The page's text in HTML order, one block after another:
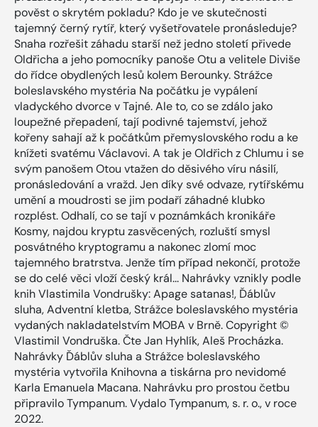
pověst o skrytém pokladu? Kdo je ve skutečnosti
tajemný černý rytíř, který vyšetřovatele pronásleduje?
Snaha rozřešit záhadu starší než jedno století přivede
Oldřicha a jeho pomocníky panoše Otu a velitele Diviše
do řídce obydlených lesů kolem Berounky. Strážce
boleslavského mystéria Na počátku je vypálení
vladyckého dvorce v Tajné. Ale to, co se zdálo jako
loupežné přepadení, tají podivné tajemství, jehož
kořeny sahají až k počátkům přemyslovského rodu a ke
knížeti svatému Václavovi. A tak je Oldřich z Chlumu i se
svým panošem Otou vtažen do děsivého víru násilí,
pronásledování a vražd. Jen díky své odvaze, rytířskému
umění a moudrosti se jim podaří záhadné klubko
rozplést. Odhalí, co se tají v poznámkách kronikáře
Kosmy, najdou kryptu zasvěcených, rozluští smysl
posvátného kryptogramu a nakonec zlomí moc
tajemného bratrstva. Jenže tím případ nekončí, protože
se do celé věci vloží český král... Nahrávky vznikly podle
knih Vlastimila Vondrušky: Apage satanas!, Ďáblův
sluha, Adventní kletba, Strážce boleslavského mystéria
vydaných nakladatelstvím MOBA v Brně. Copyright ©
Vlastimil Vondruška. Čte Jan Hyhlík, Aleš Procházka.
Nahrávky Ďáblův sluha a Strážce boleslavského
mystéria vytvořila Knihovna a tiskárna pro nevidomé
Karla Emanuela Macana. Nahrávku pro prostou četbu
připravilo Tympanum. Vydalo Tympanum, s. r. o., v roce
2022.